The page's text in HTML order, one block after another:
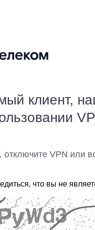
клиент,
отключите VPN или
что вы не